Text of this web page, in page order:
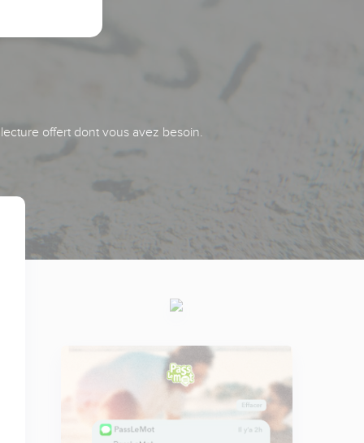
offert dont vous avez besoin.